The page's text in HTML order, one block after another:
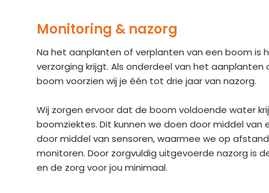
Monitoring & nazorg
Na het aanplanten of verplanten van een boom is
verzorging krijgt. Als onderdeel van het
boom voorzien wij je één tot drie jaar van nazorg.
Wij zorgen ervoor dat de boom voldoende water
boomziektes. Dit kunnen we doen door middel van
door middel van sensoren, waarmee we op
monitoren. Door zorgvuldig uitgevoerde nazorg is
en de zorg voor jou minimaal.